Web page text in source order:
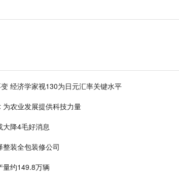
经济学家视130为日元汇率关键水平
农业发展提供科技力量
大降4毛好消息
装全包装修公司
量约149.8万辆